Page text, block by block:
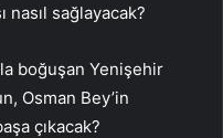
nasıl sağlayacak?
boğuşan Yenişehir
Osman Bey’in
çıkacak?